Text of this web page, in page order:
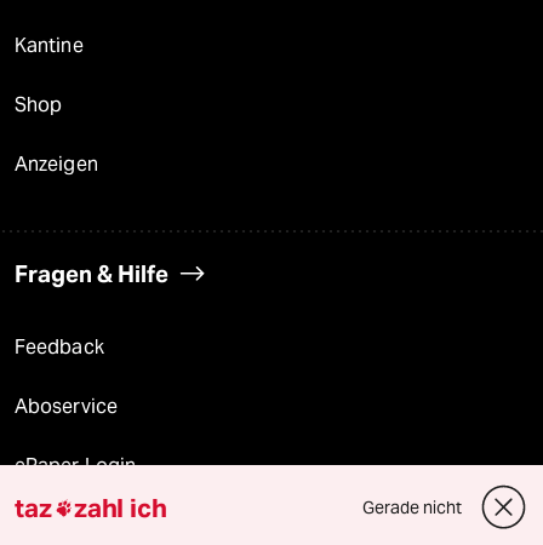
Kantine
Shop
Anzeigen
Fragen & Hilfe
Feedback
Aboservice
ePaper Login
Downloads für Abonnierende
taz zahl ich Gerade nicht